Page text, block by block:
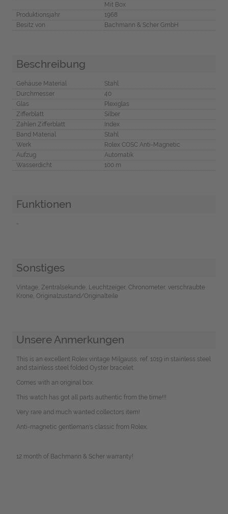
Mit Box
Produktionsjahr
1968
Besitz von
Bachmann & Scher GmbH
Beschreibung
Gehäuse Material
Stahl
Durchmesser
40
Glas
Plexiglas
Zifferblatt
Silber
Zahlen Zifferblatt
Index
Band Material
Stahl
Werk
Rolex COSC Anti-Magnetic
Aufzug
Automatik
Wasserdicht
100 m
Funktionen
-
Sonstiges
Vintage, Zentralsekunde, Leuchtzeiger, Chronometer, verschraubte
Krone, Originalzustand/Originalteile
Unsere Anmerkungen
This is an excellent Rolex vintage Milgauss, ref. 1019 in stainless steel
and stainless steel folded Oyster bracelet.
Comes with an original box.
This watch has got all parts authentic from the time!!!
Very rare and much wanted collectors item!
Anti-magnetic gentleman's classic from Rolex.
12 month of Bachmann & Scher warranty!